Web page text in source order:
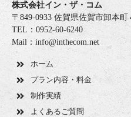
株式会社イン・ザ・コム
〒849-0933 佐賀県佐賀市卸本町
TEL：0952-60-6240
Mail：info@inthecom.net
ホーム
プラン内容・料金
制作実績
よくあるご質問